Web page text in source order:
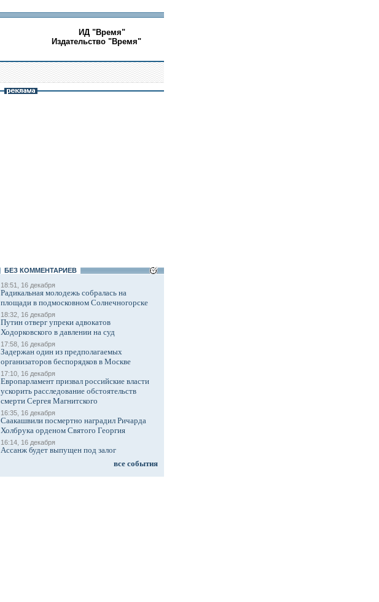
ИД "Время"
Издательство "Время"
БЕЗ КОМMЕНТАРИЕВ
18:51, 16 декабря
Радикальная молодежь собралась на
площади в подмосковном Солнечногорске
18:32, 16 декабря
Путин отверг упреки адвокатов
Ходорковского в давлении на суд
17:58, 16 декабря
Задержан один из предполагаемых
организаторов беспорядков в Москве
17:10, 16 декабря
Европарламент призвал российские власти
ускорить расследование обстоятельств
смерти Сергея Магнитского
16:35, 16 декабря
Саакашвили посмертно наградил Ричарда
Холбрука орденом Святого Георгия
16:14, 16 декабря
Ассанж будет выпущен под залог
все события